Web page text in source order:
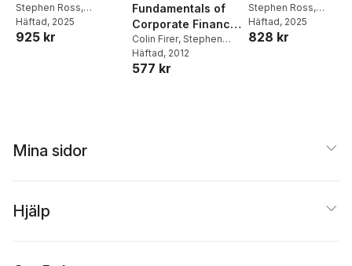
Stephen Ross,
Randolph Westerfield
Jeffrey Jaffe
Häftad, 2025
925 kr
Fundamentals of
Corporate Finance
- South African
Edition
Colin Firer, Stephen
Ross,Randolph
Westerfield
Häftad, 2012
577 kr
2025 Release ISE
Stephen Ross,
Randolph Westerfield
Bradford Jordan
Häftad, 2025
828 kr
Mina sidor
Hjälp